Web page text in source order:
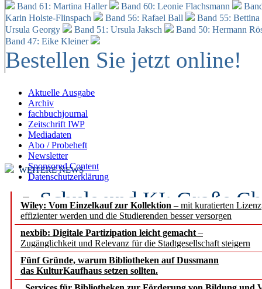
Band 61: Martina Haller
Band 60: Leonie Flachsmann
Karin Holste-Flinspach
Band 56: Rafael Ball
Band 55:
Ursula Georgy
Band 51: Ursula Jaksch Band 50: Hermann
Band 47: Eike Kleiner
Bestellen Sie jetzt online!
Aktuelle Ausgabe
Archiv
fachbuchjournal
Zeitschrift IWP
Mediadaten
Abo / Probeheft
Newsletter
Sponsored Content
Datenschutzerklärung
Wiley: Vom Einzelkauf zur Kollektion – mit kuratierten
effizienter werden und die Studierenden besser versorgen
nexbib: Digitale Partizipation leicht gemacht –
Zugänglichkeit und Relevanz für die Stadtgesellschaft steigern
Fünf Gründe, warum Bibliotheken auf Dussmann
das KulturKaufhaus setzen sollten.
WEITERE NEWS
Schule und KI: Große
Voraussetzungen
Erfolgreiches erstes
Segment Research –